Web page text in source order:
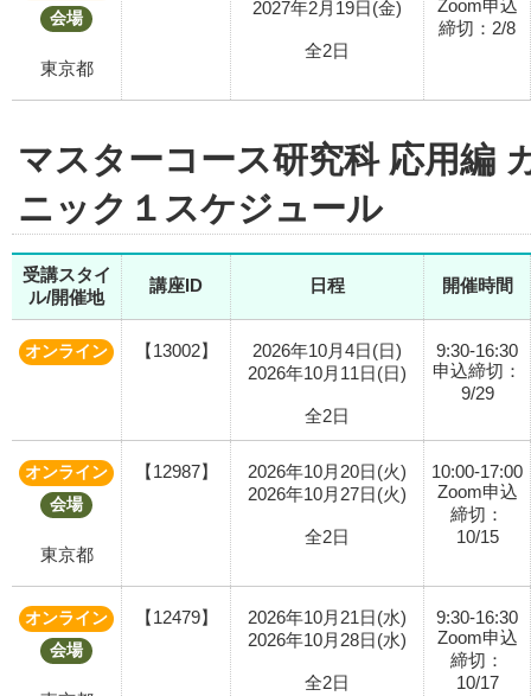
会場
東京都
2027年2月19日(金)
全2日
Zoom申込
締切：2/8
マスターコース研究科 応用編
ニック１スケジュール
受講スタイ
ル/開催地
講座ID 日程 開催時間
オンライン 【13002】
2026年10月4日(日)
2026年10月11日(日)
全2日
9:30-16:30
申込締切：
9/29
オンライン
会場
東京都
【12987】
2026年10月20日(火)
2026年10月27日(火)
全2日
10:00-17:00
Zoom申込
締切：
10/15
オンライン
会場
【12479】
2026年10月21日(水)
2026年10月28日(水)
全2日
9:30-16:30
Zoom申込
締切：
10/17